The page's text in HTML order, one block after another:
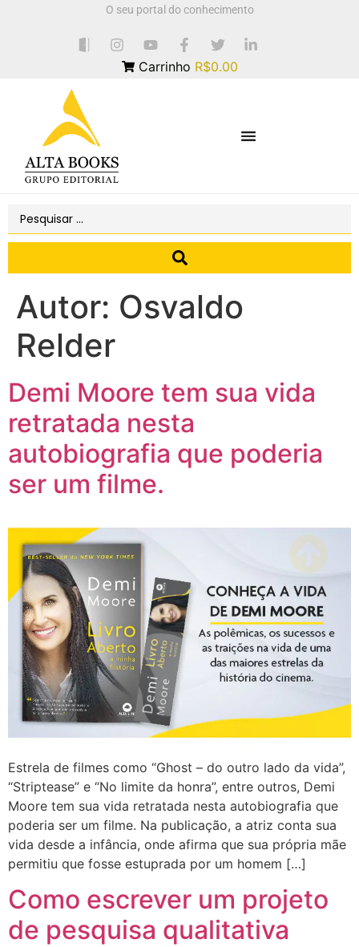
O seu portal do conhecimento
Carrinho R$0.00
Autor: Osvaldo
Relder
Demi Moore tem sua vida
retratada nesta
autobiografia que poderia
ser um filme.
Estrela de filmes como “Ghost – do outro lado da vida”,
“Striptease” e “No limite da honra”, entre outros, Demi
Moore tem sua vida retratada nesta autobiografia que
poderia ser um filme. Na publicação, a atriz conta sua
vida desde a infância, onde afirma que sua própria mãe
permitiu que fosse estuprada por um homem […]
Como escrever um projeto
de pesquisa qualitativa